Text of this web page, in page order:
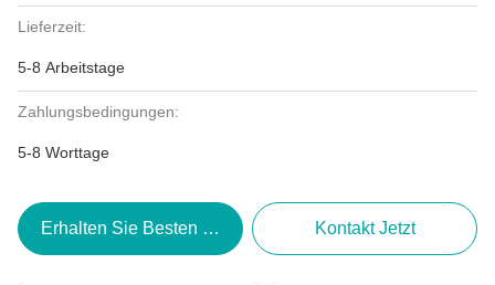
Lieferzeit:
5-8 Arbeitstage
Zahlungsbedingungen:
5-8 Worttage
Erhalten Sie Besten Preis Kontakt Jetzt